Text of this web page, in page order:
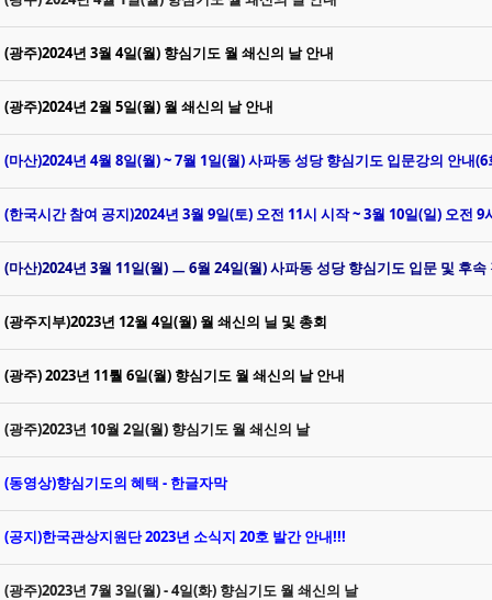
(광주)2024년 3월 4일(월) 향심기도 월 쇄신의 날 안내
(광주)2024년 2월 5일(월) 월 쇄신의 날 안내
(마산)2024년 4월 8일(월) ~ 7월 1일(월) 사파동 성당 향심기도 입문강의 안내
(한국시간 참여 공지)2024년 3월 9일(토) 오전 11시 시작 ~ 3월 10일(일) 오전
(마산)2024년 3월 11일(월) ㅡ 6월 24일(월) 사파동 성당 향심기도 입문 및 후
(광주지부)2023년 12월 4일(월) 월 쇄신의 닐 및 총회
(광주) 2023년 11뤌 6일(월) 향심기도 월 쇄신의 날 안내
(광주)2023년 10월 2일(월) 향심기도 월 쇄신의 날
(동영상)향심기도의 혜택 - 한글자막
(공지)한국관상지원단 2023년 소식지 20호 발간 안내!!!
(광주)2023년 7월 3일(월) - 4일(화) 향심기도 월 쇄신의 날